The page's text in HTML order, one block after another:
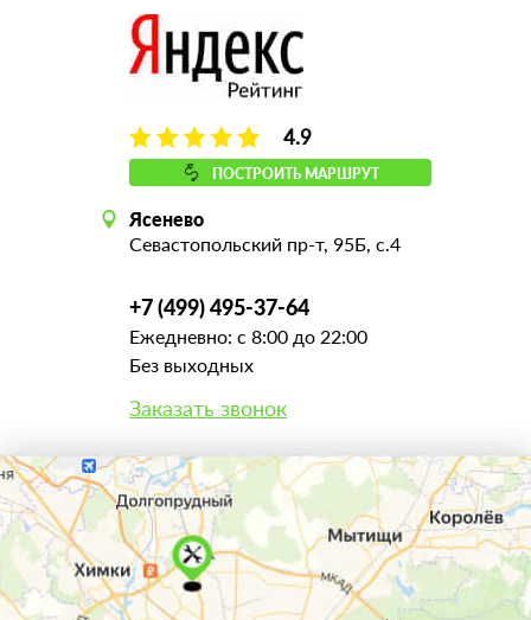
4.9
ПОСТРОИТЬ МАРШРУТ
Ясенево
Севастопольский пр-т, 95Б, с.4
+7 (499) 495-37-64
Ежедневно: с 8:00 до 22:00
Без выходных
Заказать звонок